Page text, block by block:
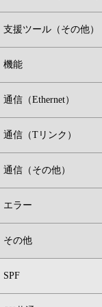
支援ツール（その他）
機能
通信（Ethernet）
通信（Tリンク）
通信（その他）
エラー
その他
SPF